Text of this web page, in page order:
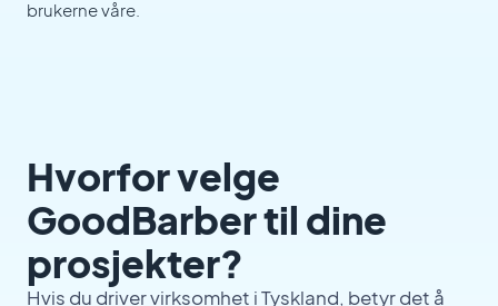
brukerne våre.
Hvorfor velge
GoodBarber til dine
prosjekter?
Hvis du driver virksomhet i Tyskland, betyr det å